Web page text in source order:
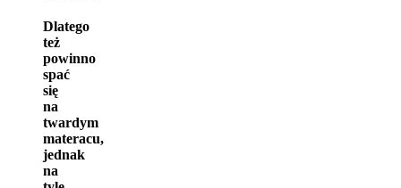
Dlatego
też
powinno
spać
się
na
twardym
materacu,
jednak
na